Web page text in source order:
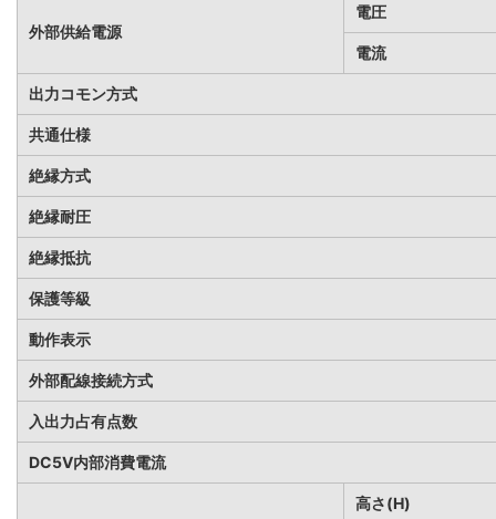
外部供給電源
電圧
電流
出力コモン方式
共通仕様
絶縁方式
絶縁耐圧
絶縁抵抗
保護等級
動作表示
外部配線接続方式
入出力占有点数
DC5V内部消費電流
高さ(H)